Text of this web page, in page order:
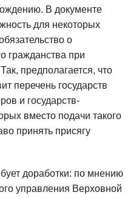
В документе
для некоторых
о
гражданства при
предполагается, что
перечень государств
и государств-
вместо подачи такого
принять присягу
доработки: по мнению
управления Верховной